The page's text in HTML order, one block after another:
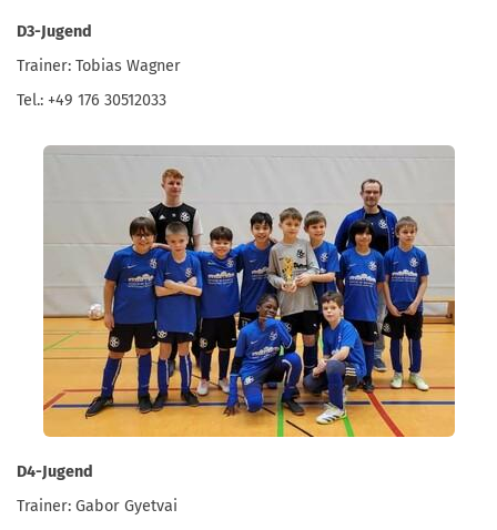
D3-Jugend
Trainer: Tobias Wagner
Tel.: +49 176 30512033
D4-Jugend
Trainer: Gabor Gyetvai